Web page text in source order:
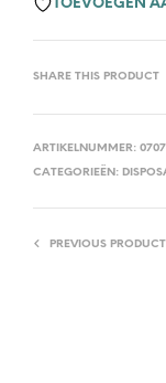
TOEVOEGEN
SHARE THIS PRODUCT
ARTIKELNUMMER:
CATEGORIEËN:
PREVIOUS PRODUCT